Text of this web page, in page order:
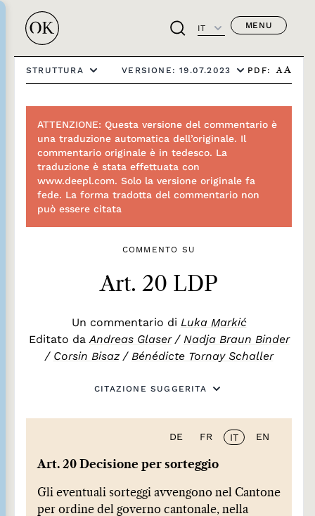
IT MENU
STRUTTURA VERSIONE: 19.07.2023 PDF: A A
ATTENZIONE: Questa versione del commentario è
una traduzione automatica dell’originale. Il
commentario originale è in tedesco. La
traduzione è stata effettuata con
www.deepl.com. Solo la versione originale fa
fede. La forma tradotta del commentario non
può essere citata
COMMENTO SU
Art. 20 LDP
Un commentario di Luka Markić
Editato daAndreas Glaser/ Nadja Braun Binder
/ Corsin Bisaz/ Bénédicte Tornay Schaller
CITAZIONE SUGGERITA
DE FR IT EN
Art. 20 Decisione per sorteggio
Gli eventuali sorteggi avvengono nel Cantone
per ordine del governo cantonale, nella